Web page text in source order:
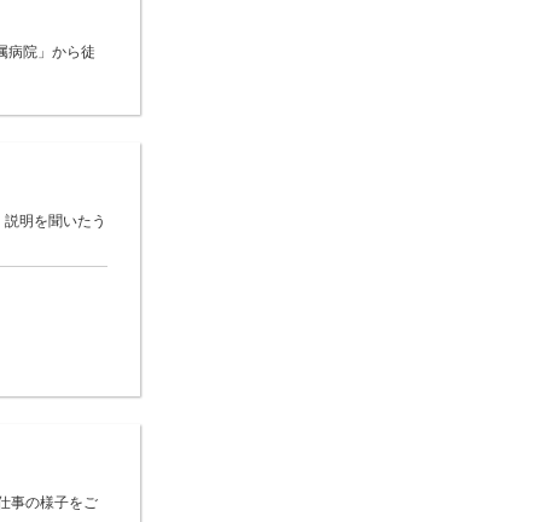
病院」から徒
明を聞いたう
事の様子をご